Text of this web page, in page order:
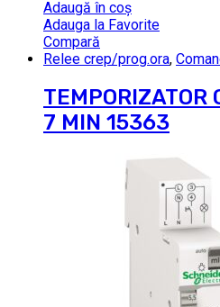
Adaugă în coș
Adauga la Favorite
Compară
Relee crep/prog.ora,
TEMPORIZATOR
7 MIN 15363